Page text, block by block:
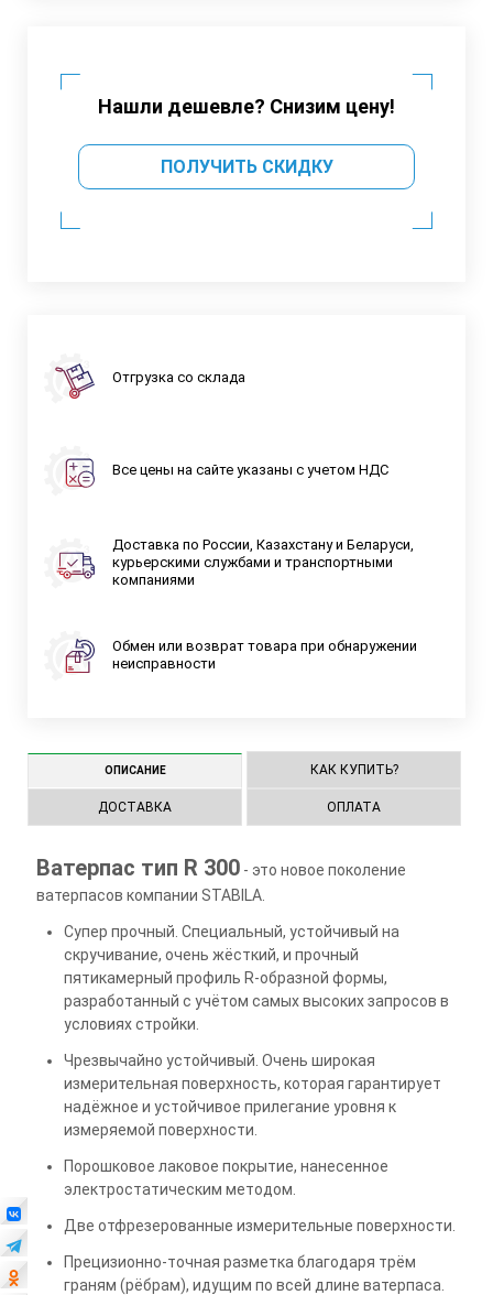
Нашли дешевле? Снизим цену!
ПОЛУЧИТЬ СКИДКУ
Отгрузка со склада
Все цены на сайте указаны с учетом НДС
Доставка по России, Казахстану и Беларуси,
курьерскими службами и транспортными
компаниями
Обмен или возврат товара при обнаружении
неисправности
ОПИСАНИЕ КАК КУПИТЬ?
ДОСТАВКА ОПЛАТА
Ватерпас тип R 300- это новое поколение
ватерпасов компании STABILA.
Супер прочный. Специальный, устойчивый на
скручивание, очень жёсткий, и прочный
пятикамерный профиль R-образной формы,
разработанный с учётом самых высоких запросов в
условиях стройки.
Чрезвычайно устойчивый. Очень широкая
измерительная поверхность, которая гарантирует
надёжное и устойчивое прилегание уровня к
измеряемой поверхности.
Порошковое лаковое покрытие, нанесенное
электростатическим методом.
Две отфрезерованные измерительные поверхности.
Прецизионно-точная разметка благодаря трём
граням (рёбрам), идущим по всей длине ватерпаса.